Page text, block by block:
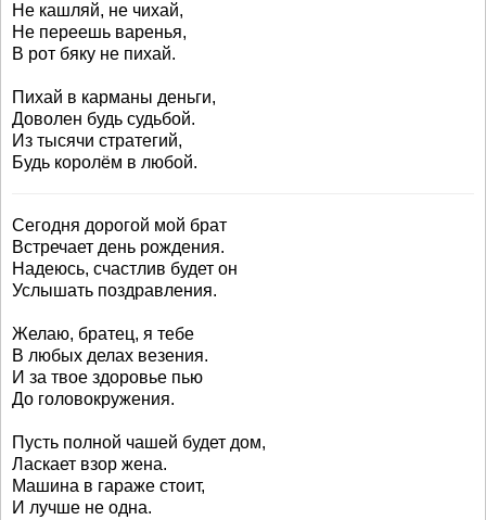
Не кашляй, не чихай,
Не переешь варенья,
В рот бяку не пихай.
Пихай в карманы деньги,
Доволен будь судьбой.
Из тысячи стратегий,
Будь королём в любой.
Сегодня дорогой мой брат
Встречает день рождения.
Надеюсь, счастлив будет он
Услышать поздравления.
Желаю, братец, я тебе
В любых делах везения.
И за твое здоровье пью
До головокружения.
Пусть полной чашей будет дом,
Ласкает взор жена.
Машина в гараже стоит,
И лучше не одна.